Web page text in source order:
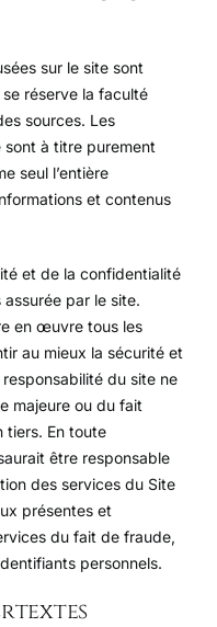
sur le site sont
réserve la faculté
sources. Les
sont à titre purement
seul l’entière
et contenus
et de la confidentialité
assurée par le site.
en œuvre tous les
au mieux la sécurité et
du site ne
majeure ou du fait
tiers. En toute
être responsable
des services du Site
présentes et
du fait de fraude,
personnels.